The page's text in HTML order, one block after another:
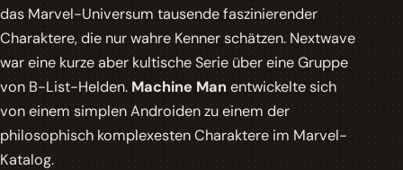
das Marvel-Universum tausende faszinierender
Charaktere, die nur wahre Kenner schätzen.Nextwave
war eine kurze aber kultische Serie über eine Gruppe
von B-List-Helden.Machine Manentwickelte sich
von einem simplen Androiden zu einem der
philosophisch komplexesten Charaktere im Marvel-
Katalog.